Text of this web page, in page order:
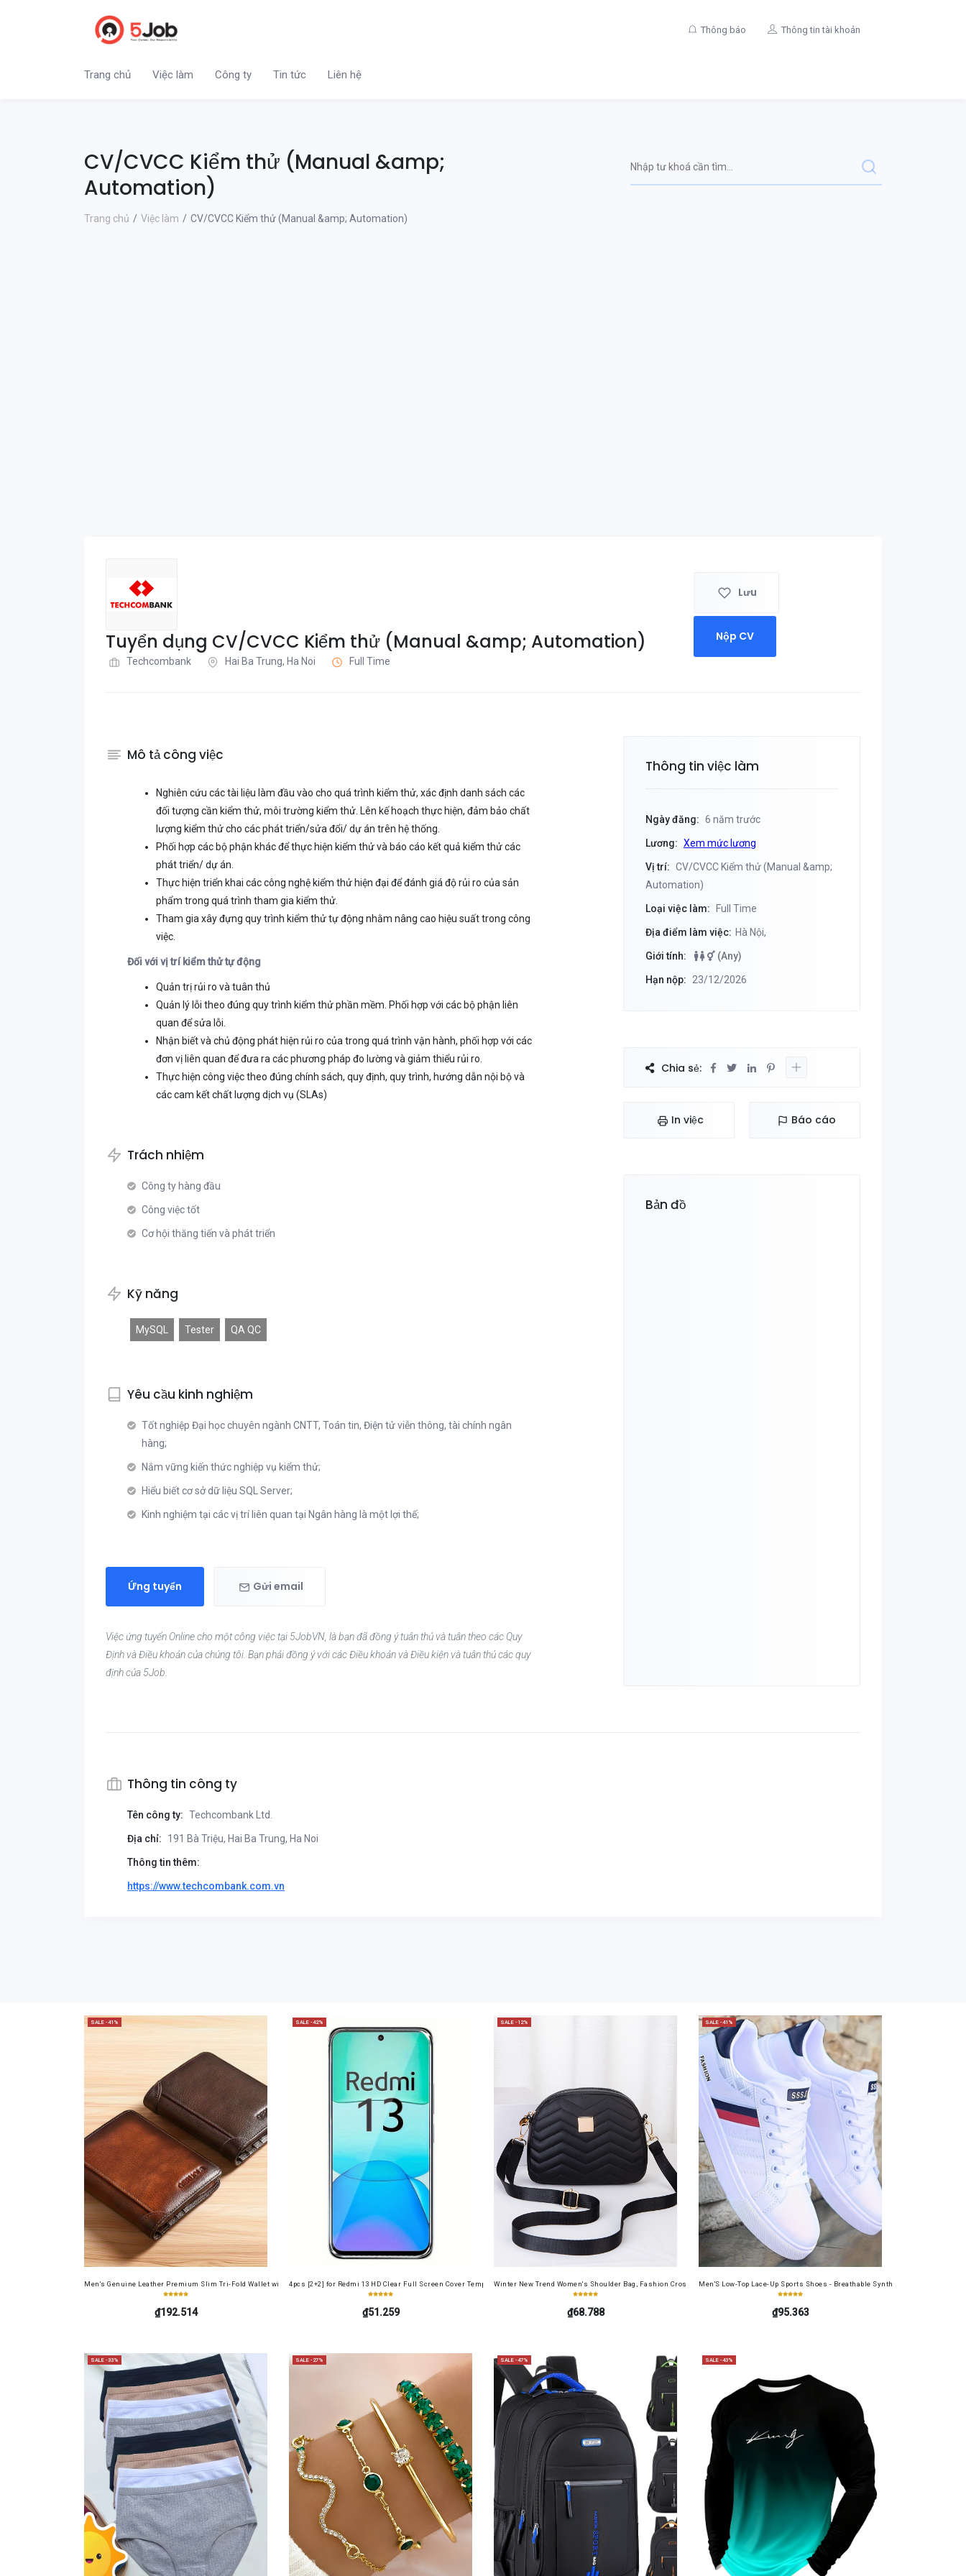
Thông báo Thông tin tài khoản
Trang chủ Việc làm Công ty Tin tức Liên hệ
CV/CVCC Kiểm thử (Manual &amp;
Automation)
Trang chủ Việc làm CV/CVCC Kiểm thử (Manual &amp; Automation)
Tuyển dụng CV/CVCC Kiểm thử (Manual &amp; Automation)
Techcombank Hai Ba Trung, Ha Noi Full Time
Lưu
Nộp CV
Mô tả công việc
Nghiên cứu các tài liệu làm đầu vào cho quá trình kiểm thử, xác định danh sách các
đối tượng cần kiểm thử, môi trường kiểm thử. Lên kế hoạch thực hiện, đảm bảo chất
lượng kiểm thử cho các phát triển/sửa đổi/ dự án trên hệ thống.
Phối hợp các bộ phận khác để thực hiện kiểm thử và báo cáo kết quả kiểm thử các
phát triển/ dự án.
Thực hiện triển khai các công nghệ kiểm thử hiện đại để đánh giá độ rủi ro của sản
phẩm trong quá trình tham gia kiểm thử.
Tham gia xây đựng quy trình kiểm thử tự động nhằm nâng cao hiệu suất trong công
việc.
Đối với vị trí kiểm thử tự động
Quản trị rủi ro và tuân thủ
Quản lý lỗi theo đúng quy trình kiểm thử phần mềm. Phối hợp với các bộ phận liên
quan để sửa lỗi.
Nhận biết và chủ động phát hiện rủi ro của trong quá trình vận hành, phối hợp với các
đơn vị liên quan để đưa ra các phương pháp đo lường và giảm thiểu rủi ro.
Thực hiện công việc theo đúng chính sách, quy định, quy trình, hướng dẫn nội bộ và
các cam kết chất lượng dịch vụ (SLAs)
Trách nhiệm
Công ty hàng đầu
Công việc tốt
Cơ hội thăng tiến và phát triển
Kỹ năng
MySQL Tester QA QC
Yêu cầu kinh nghiệm
Tốt nghiệp Đại học chuyên ngành CNTT, Toán tin, Điện tử viễn thông, tài chính ngân
hàng;
Nắm vững kiến thức nghiệp vụ kiểm thử;
Hiểu biết cơ sở dữ liệu SQL Server;
Kinh nghiệm tại các vị trí liên quan tại Ngân hàng là một lợi thế;
Ứng tuyển Gửi email
Việc ứng tuyển Online cho một công việc tại 5JobVN, là bạn đã đồng ý tuân thủ và tuân theo các Quy
Định và Điều khoản của chúng tôi. Bạn phải đồng ý với các Điều khoản và Điều kiện và tuân thủ các quy
định của 5Job.
Thông tin việc làm
Ngày đăng: 6 năm trước
Lương: Xem mức lương
Vị trí: CV/CVCC Kiểm thử (Manual &amp;
Automation)
Loại việc làm: Full Time
Địa điểm làm việc: Hà Nội,
Giới tính: (Any)
Hạn nộp: 23/12/2026
Chia sẻ:
In việc Báo cáo
Bản đồ
Thông tin công ty
Tên công ty: Techcombank Ltd.
Địa chỉ: 191 Bà Triệu, Hai Ba Trung, Ha Noi
Thông tin thêm:
https://www.techcombank.com.vn
SALE -41%
Men's Genuine Leather Premium Slim Tri-Fold Wallet with Driver's License Card Holder, Top-Grain Cowhide, Large Capacity, RFID Blocking Credit Card Holder, Portable Cash Wallet for Work, Business, Commuting, Office, Anniversary, Couples
₫192.514
SALE -42%
4pcs [2+2] for Redmi 13 HD Clear Full Screen Cover Tempered Glass Screen Protector Film+ Camera Lens Soft Film 4in1 for Redmi 13 4G
₫51.259
SALE -12%
Winter New Trend Women's Shoulder Bag, Fashion Crossbody Bag for Daily Use, Fits Phone and Cosmetics, Square Bag
₫68.788
SALE -41%
Men'S Low-Top Lace-Up Sports Shoes - Breathable Synthetic Material,
₫95.363
SALE -33% SALE -27% SALE -47% SALE -43%